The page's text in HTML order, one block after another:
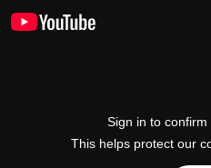
Sign in to confirm
This helps protect our